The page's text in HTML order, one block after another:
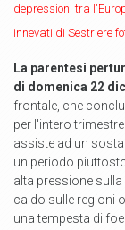
depressioni tra
innevati di Sestriere
La parentesi
di domenica 22
frontale, che
per l'intero
assiste ad un
un periodo
alta pressione
caldo sulle regioni
una tempesta di